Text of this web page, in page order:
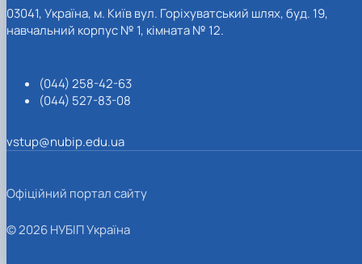
03041, Україна, м. Київ вул. Горіхуватський шлях, буд. 19,
навчальний корпус № 1, кімната № 12.
(044) 258-42-63
(044) 527-83-08
vstup@nubip.edu.ua
Офіційний портал сайту
© 2026 НУБІП Україна